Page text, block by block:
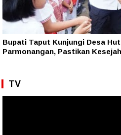
Bupati Taput Kunjungi Desa
Parmonangan, Pastikan
TV